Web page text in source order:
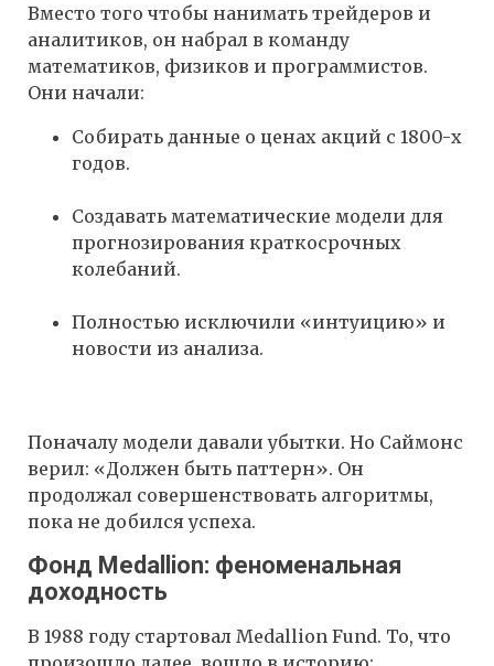
Вместо того чтобы нанимать трейдеров и
аналитиков, он набрал в команду
математиков, физиков и программистов.
Они начали:
Собирать данные о ценах акций с 1800-х
годов.
Создавать математические модели для
прогнозирования краткосрочных
колебаний.
Полностью исключили «интуицию» и
новости из анализа.
Поначалу модели давали убытки. Но Саймонс
верил: «Должен быть паттерн». Он
продолжал совершенствовать алгоритмы,
пока не добился успеха.
Фонд Medallion: феноменальная
доходность
В 1988 году стартовал Medallion Fund. То, что